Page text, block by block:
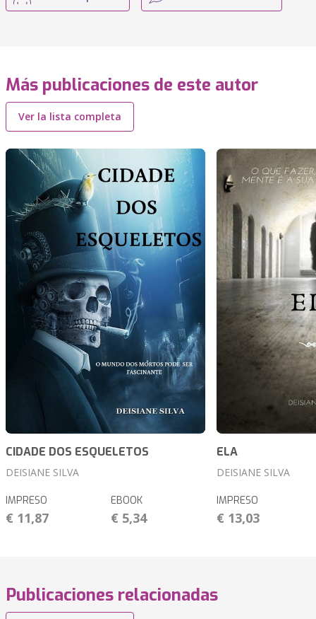
Más publicaciones de este autor
Ver la lista completa
CIDADE DOS ESQUELETOS
DEISIANE SILVA
IMPRESO
€ 11,87
EBOOK
€ 5,34
ELA
DEISIANE SILVA
IMPRESO
€ 13,03
Publicaciones relacionadas